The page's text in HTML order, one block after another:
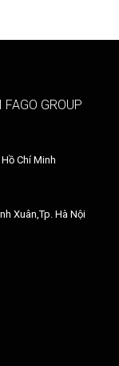
GROUP
Chí Minh
Xuân,Tp. Hà Nội